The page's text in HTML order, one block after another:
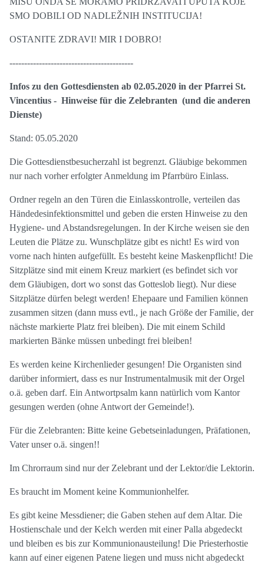
SMO DOBILI OD NADLEŽNIH INSTITUCIJA!
OSTANITE ZDRAVI! MIR I DOBRO!
------------------------------------------
Infos zu den Gottesdiensten ab 02.05.2020 in der Pfarrei St.
Vincentius - Hinweise für die Zelebranten (und die anderen
Dienste)
Stand: 05.05.2020
Die Gottesdienstbesucherzahl ist begrenzt. Gläubige bekommen
nur nach vorher erfolgter Anmeldung im Pfarrbüro Einlass.
Ordner regeln an den Türen die Einlasskontrolle, verteilen das
Händedesinfektionsmittel und geben die ersten Hinweise zu den
Hygiene- und Abstandsregelungen. In der Kirche weisen sie den
Leuten die Plätze zu. Wunschplätze gibt es nicht! Es wird von
vorne nach hinten aufgefüllt. Es besteht keine Maskenpflicht! Die
Sitzplätze sind mit einem Kreuz markiert (es befindet sich vor
dem Gläubigen, dort wo sonst das Gotteslob liegt). Nur diese
Sitzplätze dürfen belegt werden! Ehepaare und Familien können
zusammen sitzen (dann muss evtl., je nach Größe der Familie, der
nächste markierte Platz frei bleiben). Die mit einem Schild
markierten Bänke müssen unbedingt frei bleiben!
Es werden keine Kirchenlieder gesungen! Die Organisten sind
darüber informiert, dass es nur Instrumentalmusik mit der Orgel
o.ä. geben darf. Ein Antwortpsalm kann natürlich vom Kantor
gesungen werden (ohne Antwort der Gemeinde!).
Für die Zelebranten: Bitte keine Gebetseinladungen, Präfationen,
Vater unser o.ä. singen!!
Im Chrorraum sind nur der Zelebrant und der Lektor/die Lektorin.
Es braucht im Moment keine Kommunionhelfer.
Es gibt keine Messdiener; die Gaben stehen auf dem Altar. Die
Hostienschale und der Kelch werden mit einer Palla abgedeckt
und bleiben es bis zur Kommunionausteilung! Die Priesterhostie
kann auf einer eigenen Patene liegen und muss nicht abgedeckt